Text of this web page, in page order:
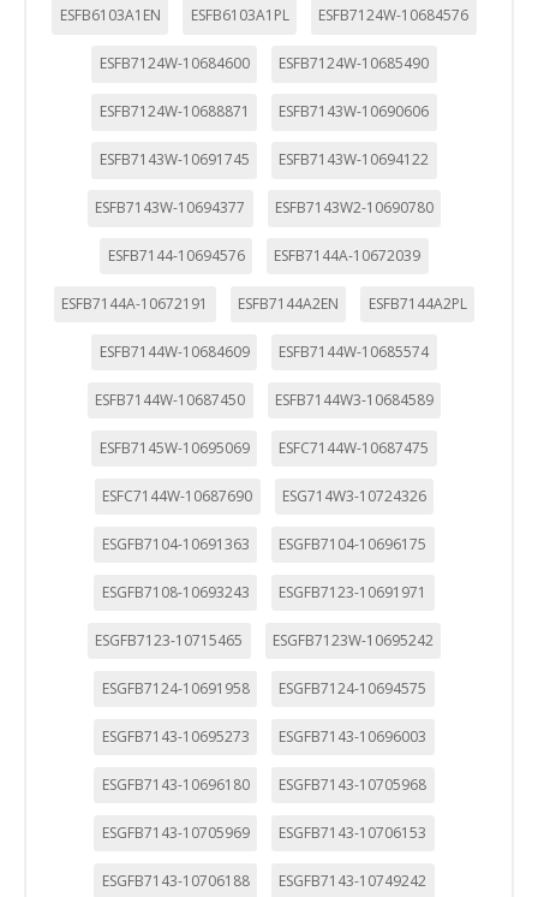
ESFB6103A1EN ESFB6103A1PL ESFB7124W-10684576
ESFB7124W-10684600 ESFB7124W-10685490
ESFB7124W-10688871 ESFB7143W-10690606
ESFB7143W-10691745 ESFB7143W-10694122
ESFB7143W-10694377 ESFB7143W2-10690780
ESFB7144-10694576 ESFB7144A-10672039
ESFB7144A-10672191 ESFB7144A2EN ESFB7144A2PL
ESFB7144W-10684609 ESFB7144W-10685574
ESFB7144W-10687450 ESFB7144W3-10684589
ESFB7145W-10695069 ESFC7144W-10687475
ESFC7144W-10687690 ESG714W3-10724326
ESGFB7104-10691363 ESGFB7104-10696175
ESGFB7108-10693243 ESGFB7123-10691971
ESGFB7123-10715465 ESGFB7123W-10695242
ESGFB7124-10691958 ESGFB7124-10694575
ESGFB7143-10695273 ESGFB7143-10696003
ESGFB7143-10696180 ESGFB7143-10705968
ESGFB7143-10705969 ESGFB7143-10706153
ESGFB7143-10706188 ESGFB7143-10749242